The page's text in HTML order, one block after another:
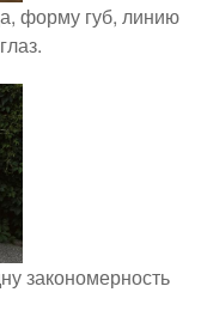
форму губ, линию
закономерность